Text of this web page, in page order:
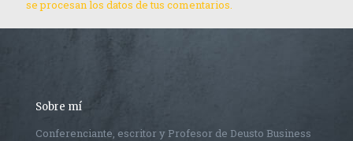
se procesan los datos de tus comentarios.
Sobre mí
Conferenciante, escritor y Profesor de Deusto Business